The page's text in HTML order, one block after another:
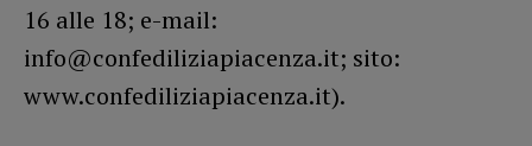
16 alle 18; e-mail:
info@confediliziapiacenza.it; sito:
www.confediliziapiacenza.it).